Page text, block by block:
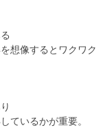
想像するとワクワク
いるかが重要。